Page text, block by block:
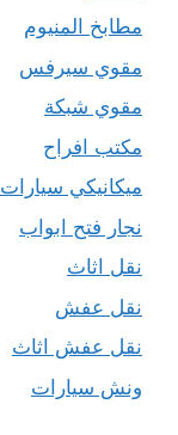
مطابخ المنيوم
مقوي سيرفس
مقوي شبكة
مكتب افراح
ميكانيكي سيارات
نجار فتح ابواب
نقل اثاث
نقل عفش
نقل عفش اثاث
ونش سيارات